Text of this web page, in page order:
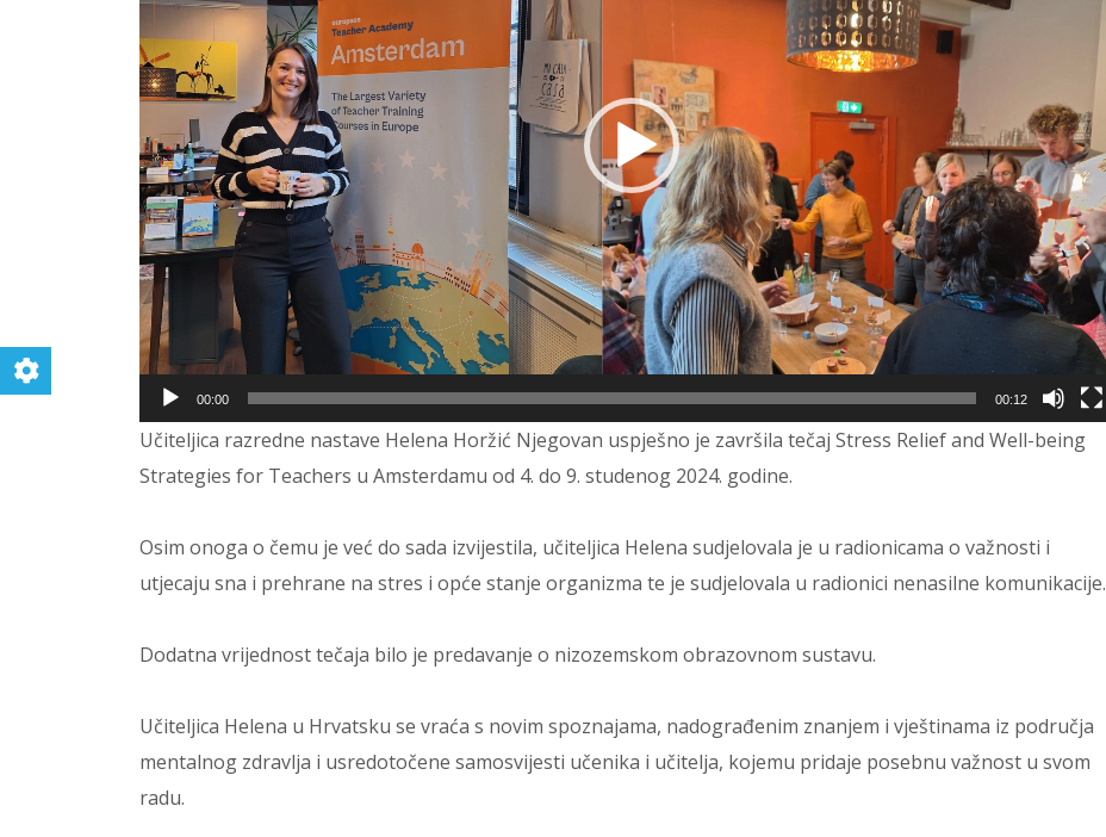
00:00 00:12
Učiteljica razredne nastave Helena Horžić Njegovan uspješno je završila tečaj Stress Relief and Well-being
Strategies for Teachers u Amsterdamu od 4. do 9. studenog 2024. godine.
Osim onoga o čemu je već do sada izvijestila, učiteljica Helena sudjelovala je u radionicama o važnosti i
utjecaju sna i prehrane na stres i opće stanje organizma te je sudjelovala u radionici nenasilne komunikacije.
Dodatna vrijednost tečaja bilo je predavanje o nizozemskom obrazovnom sustavu.
Učiteljica Helena u Hrvatsku se vraća s novim spoznajama, nadograđenim znanjem i vještinama iz područja
mentalnog zdravlja i usredotočene samosvijesti učenika i učitelja, kojemu pridaje posebnu važnost u svom
radu.